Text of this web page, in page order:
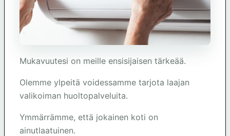
Mukavuutesi on meille ensisijaisen tärkeää.
Olemme ylpeitä voidessamme tarjota laajan
valikoiman huoltopalveluita.
Ymmärrämme, että jokainen koti on
ainutlaatuinen.